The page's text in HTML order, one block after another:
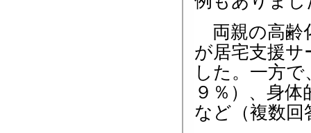
両親の高齢
が居宅支援
した。一方
９％）、身
など（複数